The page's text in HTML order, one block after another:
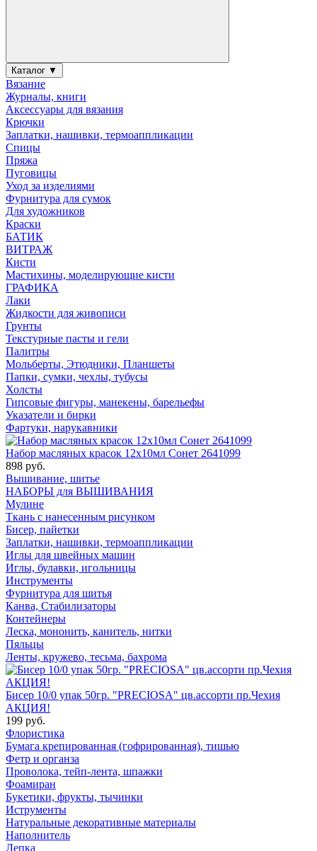
Каталог ▼
Вязание
Журналы, книги
Аксессуары для вязания
Крючки
Заплатки, нашивки, термоаппликации
Спицы
Пряжа
Пуговицы
Уход за изделиями
Фурнитура для сумок
Для художников
Краски
БАТИК
ВИТРАЖ
Кисти
Мастихины, моделирующие кисти
ГРАФИКА
Лаки
Жидкости для живописи
Грунты
Текстурные пасты и гели
Палитры
Мольберты, Этюдники, Планшеты
Папки, сумки, чехлы, тубусы
Холсты
Гипсовые фигуры, манекены, барельефы
Указатели и бирки
Фартуки, нарукавники
Набор масляных красок 12х10мл Сонет 2641099
898 руб.
Вышивание, шитье
НАБОРЫ для ВЫШИВАНИЯ
Мулине
Ткань с нанесенным рисунком
Бисер, пайетки
Заплатки, нашивки, термоаппликации
Иглы для швейных машин
Иглы, булавки, игольницы
Инструменты
Фурнитура для шитья
Канва, Стабилизаторы
Контейнеры
Леска, мононить, канитель, нитки
Пяльцы
Ленты, кружево, тесьма, бахрома
Бисер 10/0 упак 50гр. "PRECIOSA" цв.ассорти пр.Чехия
АКЦИЯ!
199 руб.
Флористика
Бумага крепированная (гофрированная), тишью
Фетр и органза
Проволока, тейп-лента, шпажки
Фоамиран
Букетики, фрукты, тычинки
Иструменты
Натуральные декоративные материалы
Наполнитель
Лепка